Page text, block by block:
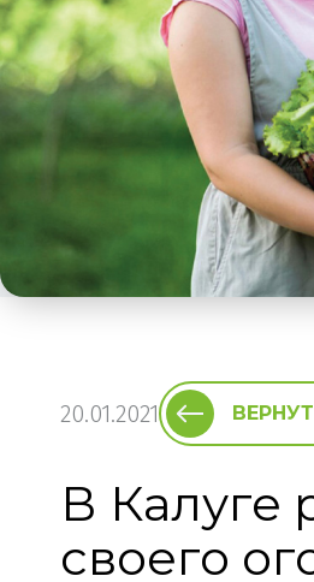
20.01.2021
В Калуге
своего